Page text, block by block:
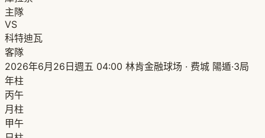
主隊
VS
科特迪瓦
客隊
2026年6月26日週五 04:00 林肯金融球场 · 费城 陽遁·3局
年柱
丙午
月柱
甲午